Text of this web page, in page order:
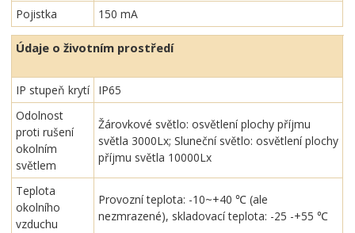
Pojistka 150 mA
Údaje o životním prostředí
IP stupeň krytí
IP65
Odolnost
proti rušení
okolním
světlem
Žárovkové světlo: osvětlení plochy příjmu
světla 3000Lx; Sluneční světlo: osvětlení plochy
příjmu světla 10000Lx
Teplota
okolního
vzduchu
Provozní teplota: -10~+40 ℃ (ale
nezmrazené), skladovací teplota: -25 -+55 ℃